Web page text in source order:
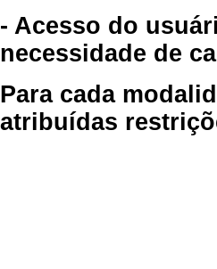
- Acesso do
necessidade de
Para cada
atribuídas